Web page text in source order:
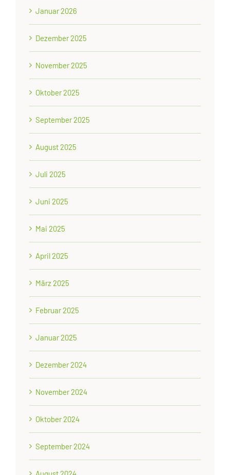
Januar 2026
Dezember 2025
November 2025
Oktober 2025
September 2025
August 2025
Juli 2025
Juni 2025
Mai 2025
April 2025
März 2025
Februar 2025
Januar 2025
Dezember 2024
November 2024
Oktober 2024
September 2024